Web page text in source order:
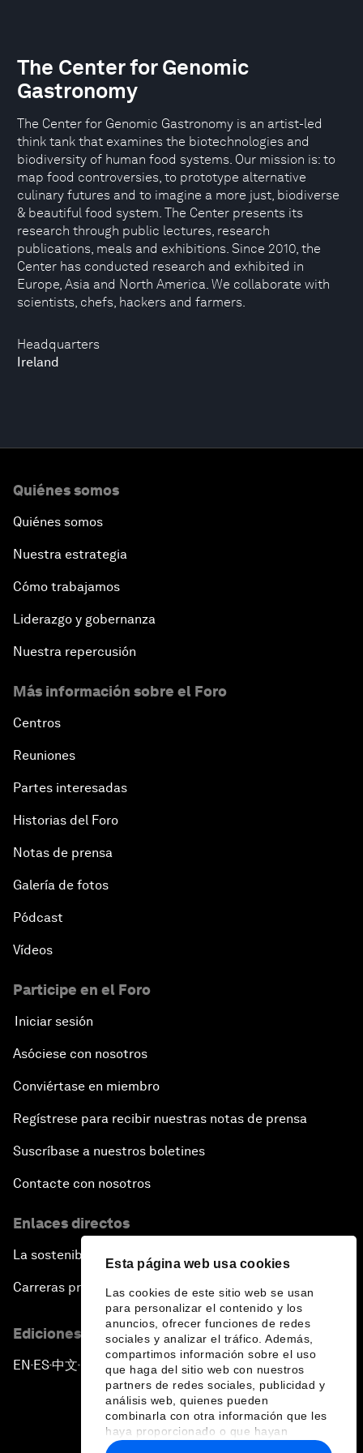
Esta página web usa cookies
Las cookies de este sitio web se usan
para personalizar el contenido y los
anuncios, ofrecer funciones de redes
sociales y analizar el tráfico. Además,
compartimos información sobre el uso
que haga del sitio web con nuestros
partners de redes sociales, publicidad y
análisis web, quienes pueden
combinarla con otra información que les
haya proporcionado o que hayan
recopilado a partir del uso que haya
Headquarters
Ireland
The Center for Genomic
Gastronomy
The Center for Genomic Gastronomy is an artist-led
think tank that examines the biotechnologies and
biodiversity of human food systems. Our mission is: to
map food controversies, to prototype alternative
culinary futures and to imagine a more just, biodiverse
& beautiful food system. The Center presents its
research through public lectures, research
publications, meals and exhibitions. Since 2010, the
Center has conducted research and exhibited in
Europe, Asia and North America. We collaborate with
scientists, chefs, hackers and farmers.
Quiénes somos
Quiénes somos
Nuestra estrategia
Cómo trabajamos
Liderazgo y gobernanza
Nuestra repercusión
Más información sobre el Foro
Centros
Reuniones
Partes interesadas
Historias del Foro
Notas de prensa
Galería de fotos
Pódcast
Vídeos
Participe en el Foro
Iniciar sesión
Asóciese con nosotros
Conviértase en miembro
Regístrese para recibir nuestras notas de prensa
Suscríbase a nuestros boletines
Contacte con nosotros
Enlaces directos
La sostenibilidad en el Foro
Carreras profesionales
Ediciones en otros idiomas
EN ▪ES▪中文▪ 日本語